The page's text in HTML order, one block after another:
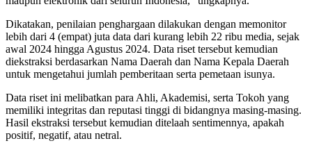
Dikatakan, penilaian penghargaan dilakukan dengan memonitor
lebih dari 4 (empat) juta data dari kurang lebih 22 ribu media, sejak
awal 2024 hingga Agustus 2024. Data riset tersebut kemudian
diekstraksi berdasarkan Nama Daerah dan Nama Kepala Daerah
untuk mengetahui jumlah pemberitaan serta pemetaan isunya.
Data riset ini melibatkan para Ahli, Akademisi, serta Tokoh yang
memiliki integritas dan reputasi tinggi di bidangnya masing-masing.
Hasil ekstraksi tersebut kemudian ditelaah sentimennya, apakah
positif, negatif, atau netral.